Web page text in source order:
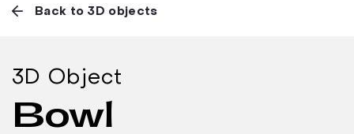
Back to 3D objects
3D Object
Bowl